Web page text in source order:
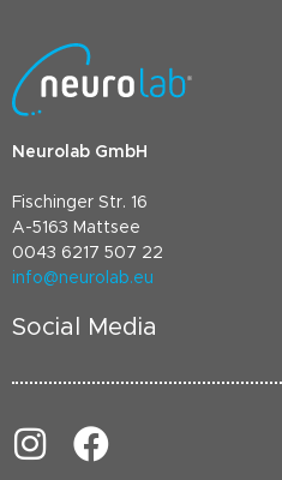
Neurolab GmbH
Fischinger Str. 16
A-5163 Mattsee
0043 6217 507 22
info@neurolab.eu
Social Media